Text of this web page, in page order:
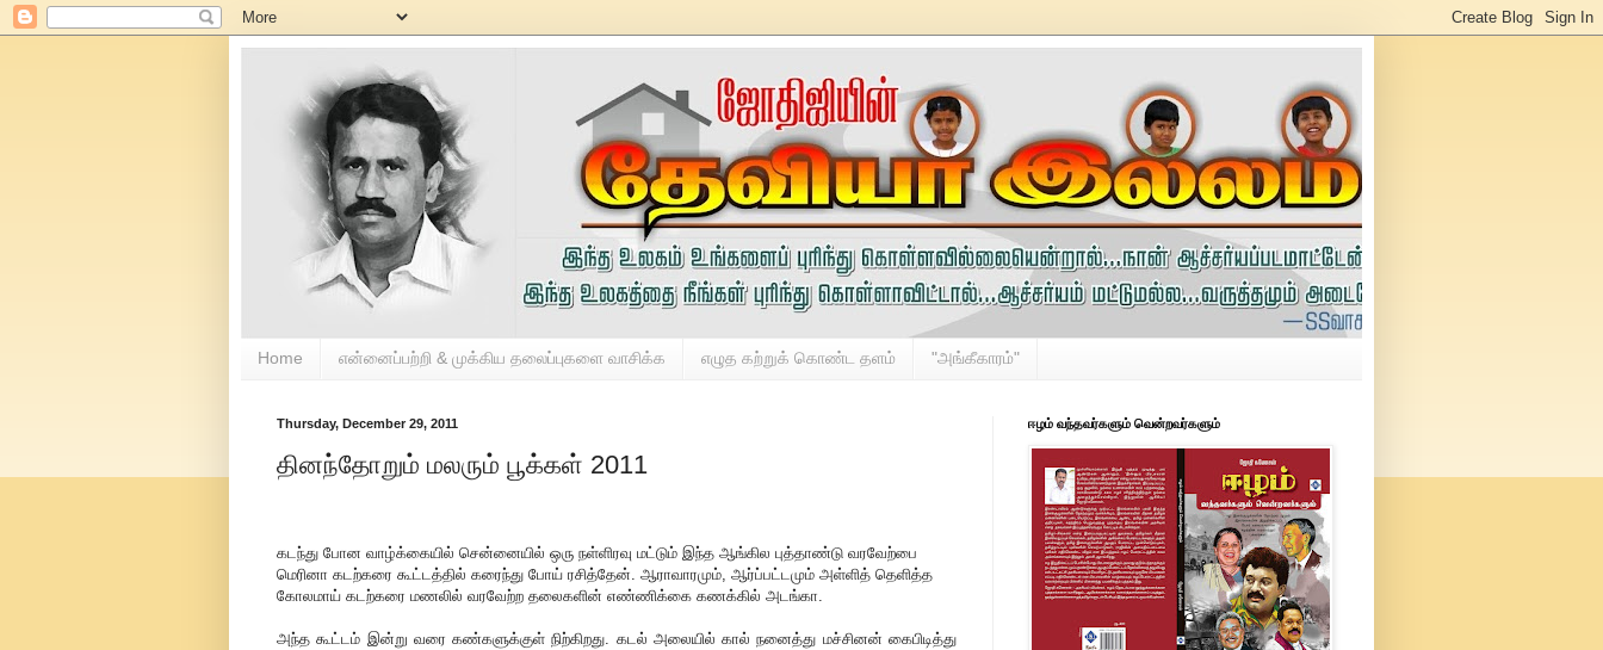
Home என்னைப்பற்றி & முக்கிய தலைப்புகளை வாசிக்க எழுத கற்றுக் கொண்ட தளம் "அங்கீகாரம்"
Thursday, December 29, 2011
தினந்தோறும் மலரும் பூக்கள் 2011
கடந்து போன வாழ்க்கையில் சென்னையில் ஒரு நள்ளிரவு மட்டும் இந்த ஆங்கில புத்தாண்டு வரவேற்பை
மெரினா கடற்கரை கூட்டத்தில் கரைந்து போய் ரசித்தேன். ஆராவாரமும், ஆர்ப்பட்டமும் அள்ளித் தெளித்த
கோலமாய் கடற்கரை மணலில் வரவேற்ற தலைகளின் எண்ணிக்கை கணக்கில் அடங்கா.
அந்த கூட்டம் இன்று வரை கண்களுக்குள் நிற்கிறது. கடல் அலையில் கால் நனைத்து மச்சினன் கைபிடித்து
ஈழம் வந்தவர்களும் வென்றவர்களும்